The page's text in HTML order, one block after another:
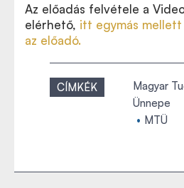
Az előadás felvétele a
elérhető, itt egymás
az előadó.
CÍMKÉK
Magyar
Ünnepe
MTÜ